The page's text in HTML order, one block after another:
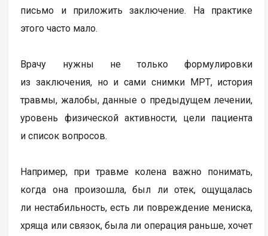
письмо и приложить заключение. На практике
этого часто мало.
Врачу нужны не только формулировки
из заключения, но и сами снимки МРТ, история
травмы, жалобы, данные о предыдущем лечении,
уровень физической активности, цели пациента
и список вопросов.
Например, при травме колена важно понимать,
когда она произошла, был ли отек, ощущалась
ли нестабильность, есть ли повреждение мениска,
хряща или связок, была ли операция раньше, хочет